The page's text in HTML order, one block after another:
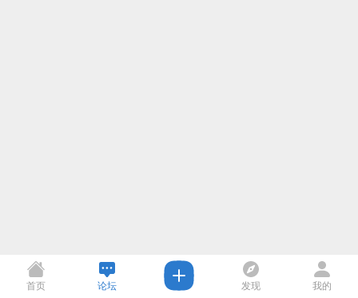
首页 论坛 发现 我的